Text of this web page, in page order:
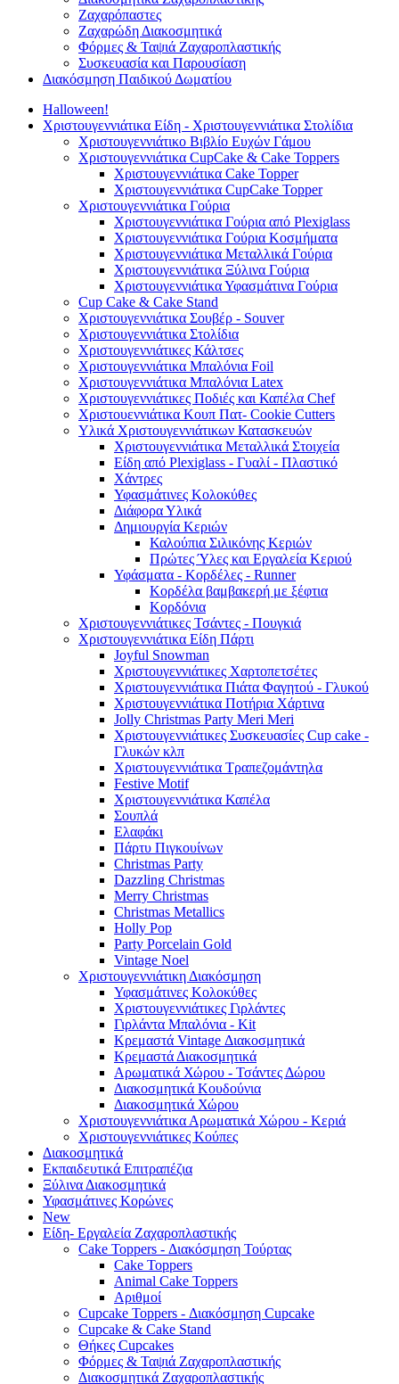
Ζαχαρόπαστες
Ζαχαρώδη Διακοσμητικά
Φόρμες & Ταψιά Ζαχαροπλαστικής
Συσκευασία και Παρουσίαση
Διακόσμηση Παιδικού Δωματίου
Halloween!
Χριστουγεννιάτικα Είδη - Χριστουγεννιάτικα Στολίδια
Χριστουγεννιάτικο Βιβλίο Ευχών Γάμου
Χριστουγεννιάτικα CupCake & Cake Toppers
Χριστουγεννιάτικα Cake Topper
Χριστουγεννιάτικα CupCake Topper
Χριστουγεννιάτικα Γούρια
Χριστουγεννιάτικα Γούρια από Plexiglass
Χριστουγεννιάτικα Γούρια Κοσμήματα
Χριστουγεννιάτικα Μεταλλικά Γούρια
Χριστουγεννιάτικα Ξύλινα Γούρια
Χριστουγεννιάτικα Υφασμάτινα Γούρια
Cup Cake & Cake Stand
Χριστουγεννιάτικα Σουβέρ - Souver
Χριστουγεννιάτικα Στολίδια
Χριστουγεννιάτικες Κάλτσες
Χριστουγεννιάτικα Μπαλόνια Foil
Χριστουγεννιάτικα Μπαλόνια Latex
Χριστουγεννιάτικες Ποδιές και Καπέλα Chef
Χριστουεννιάτικα Κουπ Πατ- Cookie Cutters
Υλικά Χριστουγεννιάτικων Κατασκευών
Χριστουγεννιάτικα Μεταλλικά Στοιχεία
Είδη από Plexiglass - Γυαλί - Πλαστικό
Χάντρες
Υφασμάτινες Κολοκύθες
Διάφορα Υλικά
Δημιουργία Κεριών
Καλούπια Σιλικόνης Κεριών
Πρώτες Ύλες και Εργαλεία Κεριού
Υφάσματα - Κορδέλες - Runner
Κορδέλα βαμβακερή με ξέφτια
Κορδόνια
Χριστουγεννιάτικες Τσάντες - Πουγκιά
Χριστουγεννιάτικα Είδη Πάρτι
Joyful Snowman
Χριστουγεννιάτικες Χαρτοπετσέτες
Χριστουγεννιάτικα Πιάτα Φαγητού - Γλυκού
Χριστουγεννιάτικα Ποτήρια Χάρτινα
Jolly Christmas Party Meri Meri
Χριστουγεννιάτικες Συσκευασίες Cup cake -
Γλυκών κλπ
Χριστουγεννιάτικα Τραπεζομάντηλα
Festive Motif
Χριστουγεννιάτικα Καπέλα
Σουπλά
Ελαφάκι
Πάρτυ Πιγκουίνων
Christmas Party
Dazzling Christmas
Merry Christmas
Christmas Metallics
Holly Pop
Party Porcelain Gold
Vintage Noel
Χριστουγεννιάτικη Διακόσμηση
Υφασμάτινες Κολοκύθες
Χριστουγεννιάτικες Γιρλάντες
Γιρλάντα Μπαλόνια - Kit
Κρεμαστά Vintage Διακοσμητικά
Κρεμαστά Διακοσμητικά
Αρωματικά Χώρου - Τσάντες Δώρου
Διακοσμητικά Κουδούνια
Διακοσμητικά Χώρου
Χριστουγεννιάτικα Αρωματικά Χώρου - Κεριά
Χριστουγεννιάτικες Κούπες
Διακοσμητικά
Εκπαιδευτικά Επιτραπέζια
Ξύλινα Διακοσμητικά
Υφασμάτινες Κορώνες
New
Είδη- Εργαλεία Ζαχαροπλαστικής
Cake Toppers - Διακόσμηση Τούρτας
Cake Toppers
Animal Cake Toppers
Αριθμοί
Cupcake Toppers - Διακόσμηση Cupcake
Cupcake & Cake Stand
Θήκες Cupcakes
Φόρμες & Ταψιά Ζαχαροπλαστικής
Διακοσμητικά Ζαχαροπλαστικής